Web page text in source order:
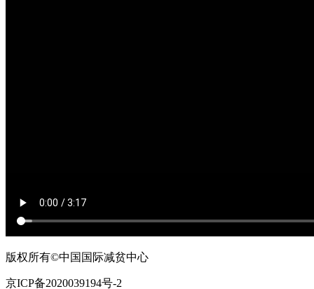
版权所有©中国国际减贫中心
京ICP备2020039194号-2